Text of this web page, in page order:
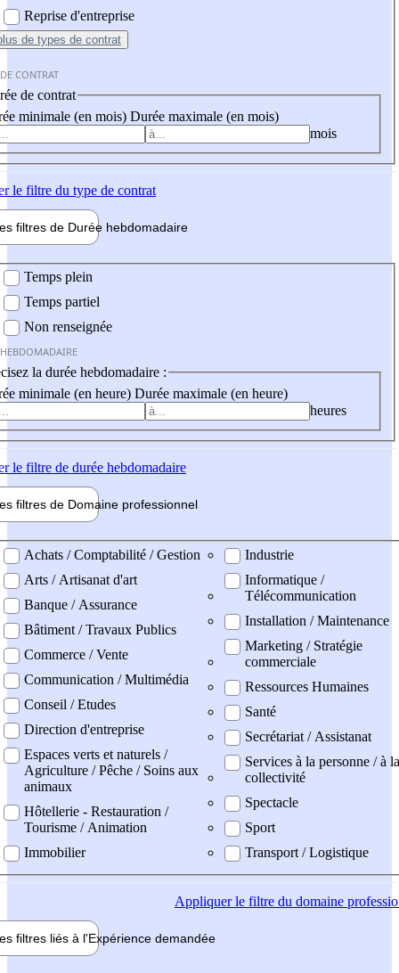
Reprise d'entreprise
de types de contrat
CONTRAT
de contrat
minimale (en mois) Durée maximale (en mois)
mois
le filtre du type de contrat
filtres de Durée hebdomadaire
Temps plein
Temps partiel
Non renseignée
la durée hebdomadaire :
minimale (en heure) Durée maximale (en heure)
heures
le filtre de durée hebdomadaire
filtres de Domaine professionnel
professionel
Achats / Comptabilité / Gestion
Arts / Artisanat d'art
Banque / Assurance
Bâtiment / Travaux Publics
Commerce / Vente
Communication / Multimédia
Conseil / Etudes
Direction d'entreprise
Espaces verts et naturels /
Agriculture / Pêche / Soins aux
animaux
Hôtellerie - Restauration /
Tourisme / Animation
Immobilier
Industrie
Informatique /
Télécommunication
Installation / Maintenance
Marketing / Stratégie
commerciale
Ressources Humaines
Santé
Secrétariat / Assistanat
Services à la personne / à la
collectivité
Spectacle
Sport
Transport / Logistique
Appliquerle filtre du domaine
filtres liés à l'Expérience demandée